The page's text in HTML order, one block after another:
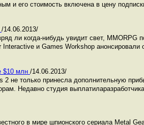
и его стоимость включена в цену
/14.06.2013/
ли когда-нибудь увидит свет, MMORPG
и Games Workshop
$10 млн /14.06.2013/
2 не только принесла дополнительную
Недавно студия
в мире шпионского сериала Metal